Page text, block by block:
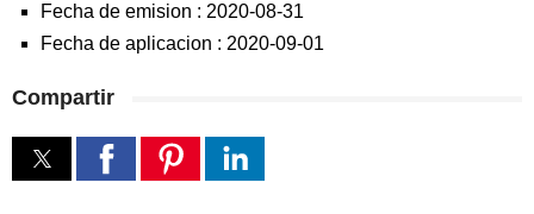
Fecha de emision : 2020-08-31
Fecha de aplicacion : 2020-09-01
Compartir